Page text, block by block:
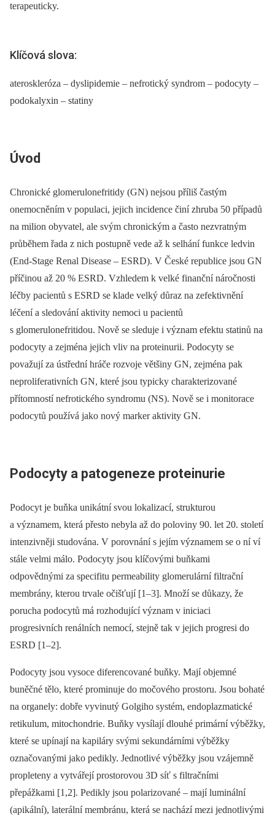
terapeuticky.
Klíčová slova:
ateroskleróza – dyslipidemie – nefrotický syndrom – podocyty –
podokalyxin – statiny
Úvod
Chronické glomerulonefritidy (GN) nejsou příliš častým
onemocněním v populaci, jejich incidence činí zhruba 50 případů
na milion obyvatel, ale svým chronickým a často nezvratným
průběhem řada z nich postupně vede až k selhání funkce ledvin
(End-Stage Renal Disease –⁠ ESRD). V České republice jsou GN
příčinou až 20 % ESRD. Vzhledem k velké finanční náročnosti
léčby pacientů s ESRD se klade velký důraz na zefektivnění
léčení a sledování aktivity nemoci u pacientů
s glomerulonefritidou. Nově se sleduje i význam efektu statinů na
podocyty a zejména jejich vliv na protein­urii. Podocyty se
považují za ústřední hráče rozvoje většiny GN, zejména pak
neproliferativních GN, které jsou typicky charakterizované
přítomností nefrotického syndromu (NS). Nově se i monitorace
podocytů používá jako nový marker aktivity GN.
Podocyty a patogeneze proteinurie
Podocyt je buňka unikátní svou lokalizací, strukturou
a významem, která přesto nebyla až do poloviny 90. let 20. století
intenzivněji studována. V porovnání s jejím významem se o ní ví
stále velmi málo. Podocyty jsou klíčovými buňkami
odpovědnými za specifitu permeability glomerulární filtrační
membrány, kterou trvale očišťují [1–3]. Množí se důkazy, že
porucha podocytů má rozhodující význam v iniciaci
progresivních renálních nemocí, stejně tak v jejich progresi do
ESRD [1–2].
Podocyty jsou vysoce diferencované buňky. Mají objemné
buněčné tělo, které prominuje do močového prostoru. Jsou bohaté
na organely: dobře vyvinutý Golgiho systém, endoplazmatické
retikulum, mitochondrie. Buňky vysílají dlouhé primární výběžky,
které se upínají na kapiláry svými sekundárními výběžky
označovanými jako pedikly. Jednotlivé výběžky jsou vzájemně
propleteny a vytvářejí prostorovou 3D síť s filtračními
přepážkami [1,2]. Pedikly jsou polarizované –⁠ mají luminální
(apikální), laterální membránu, která se nachází mezi jednotlivými